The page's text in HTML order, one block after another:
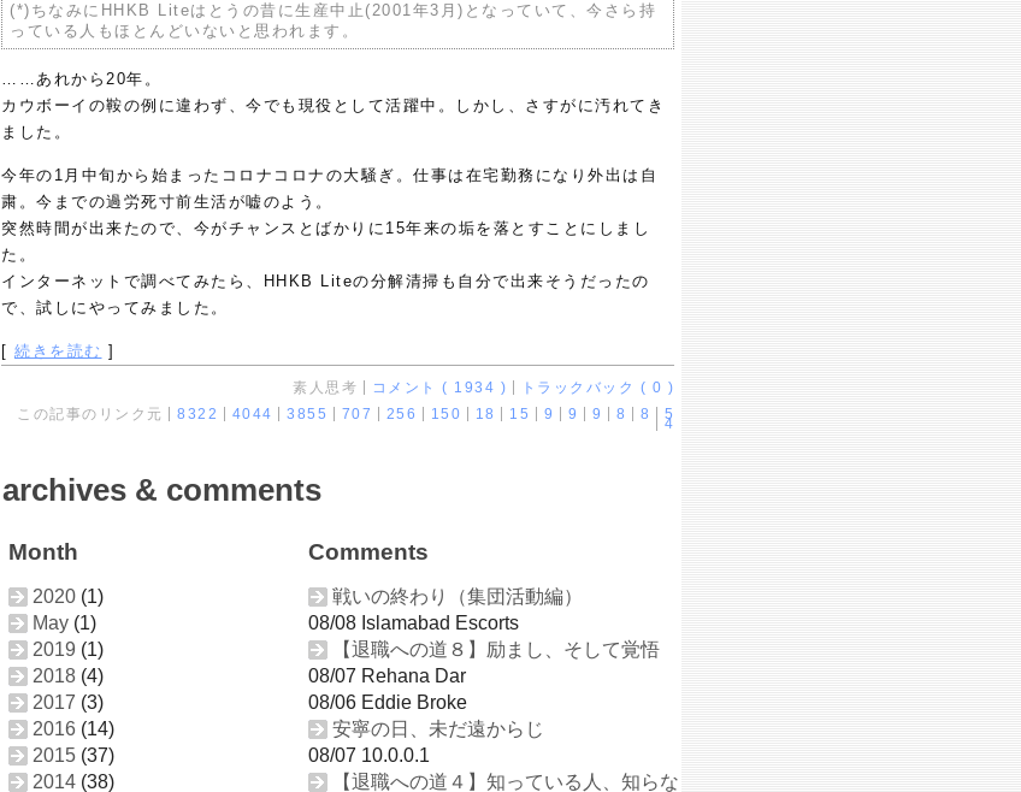
(*)ちなみにHHKB Liteはとうの昔に生産中止(2001年3月)となっていて、今さら持
っている人もほとんどいないと思われます。
……あれから20年。
カウボーイの鞍の例に違わず、今でも現役として活躍中。しかし、さすがに汚れてき
ました。
今年の1月中旬から始まったコロナコロナの大騒ぎ。仕事は在宅勤務になり外出は自
粛。今までの過労死寸前生活が嘘のよう。
突然時間が出来たので、今がチャンスとばかりに15年来の垢を落とすことにしまし
た。
インターネットで調べてみたら、HHKB Liteの分解清掃も自分で出来そうだったの
で、試しにやってみました。
[ 続きを読む ]
素人思考 コメント ( 1934 )
トラックバック ( 0 )
この記事のリンク元
8322 4044 3855 707 256 150 18 15 9 9 9 8 8 5
4
archives & comments
Month
2020 (1)
May (1)
2019 (1)
2018 (4)
2017 (3)
2016 (14)
2015 (37)
2014 (38)
Comments
戦いの終わり（集団活動編）
08/08 Islamabad Escorts
【退職への道８】励まし、そして覚悟
08/07 Rehana Dar
08/06 Eddie Broke
安寧の日、未だ遠からじ
08/07 10.0.0.1
【退職への道４】知っている人、知らな